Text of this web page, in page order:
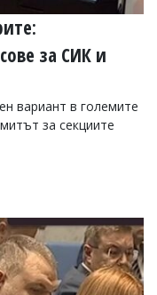
за СИК и
вариант в големите
за секциите